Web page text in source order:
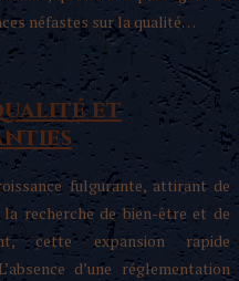
néfastes sur la qualité…
et
fulgurante, attirant de
recherche de bien-être et de
cette expansion rapide
d’une réglementation